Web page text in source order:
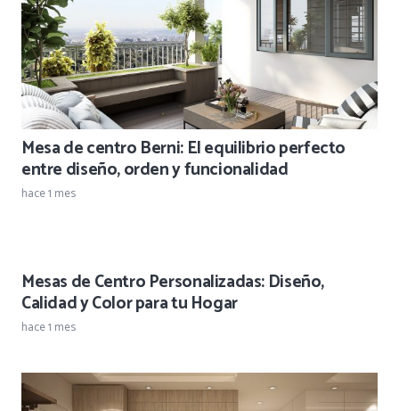
Mesa de centro Berni: El equilibrio perfecto
entre diseño, orden y funcionalidad
hace 1 mes
Mesas de Centro Personalizadas: Diseño,
Calidad y Color para tu Hogar
hace 1 mes